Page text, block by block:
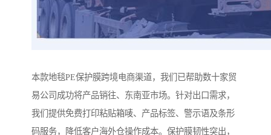
本款地毯PE保护膜跨境电商渠道，我们已帮助数十家贸
易公司成功将产品销往、东南亚市场。针对出口需求，
我们提供免费打印粘贴箱唛、产品标签、警示语及条形
码服务，降低客户海外仓操作成本。保护膜韧性突出，